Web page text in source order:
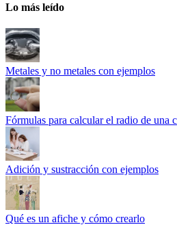
Lo más leído
Metales y no metales con ejemplos
Fórmulas para calcular el radio de una
Adición y sustracción con ejemplos
Qué es un afiche y cómo crearlo